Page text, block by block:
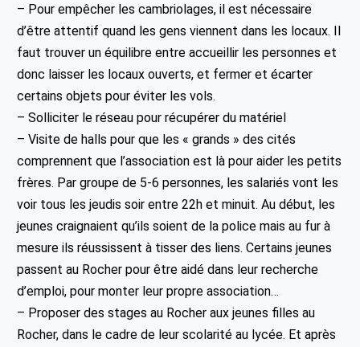
– Pour empêcher les cambriolages, il est nécessaire
d’être attentif quand les gens viennent dans les locaux. Il
faut trouver un équilibre entre accueillir les personnes et
donc laisser les locaux ouverts, et fermer et écarter
certains objets pour éviter les vols.
– Solliciter le réseau pour récupérer du matériel
– Visite de halls pour que les « grands » des cités
comprennent que l’association est là pour aider les petits
frères. Par groupe de 5-6 personnes, les salariés vont les
voir tous les jeudis soir entre 22h et minuit. Au début, les
jeunes craignaient qu’ils soient de la police mais au fur à
mesure ils réussissent à tisser des liens. Certains jeunes
passent au Rocher pour être aidé dans leur recherche
d’emploi, pour monter leur propre association…
– Proposer des stages au Rocher aux jeunes filles au
Rocher, dans le cadre de leur scolarité au lycée. Et après